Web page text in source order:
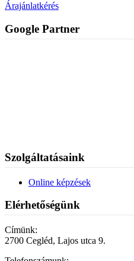
Árajánlatkérés
Google Partner
Szolgáltatásaink
Online képzések
Elérhetőségünk
Címünk:
2700 Cegléd, Lajos utca 9.